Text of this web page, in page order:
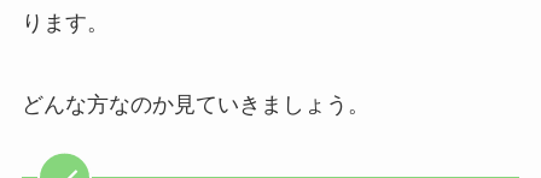
ります。
どんな方なのか見ていきましょう。